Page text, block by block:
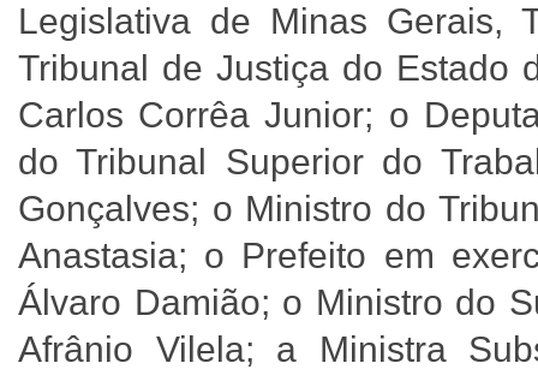
Legislativa de Minas Gerais,
Tribunal de Justiça do Estado
Carlos Corrêa Junior; o
do Tribunal Superior do
Gonçalves; o Ministro do
Anastasia; o Prefeito em
Álvaro Damião; o Ministro do
Afrânio Vilela; a Ministra